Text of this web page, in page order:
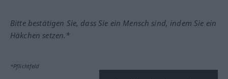
Bitte bestätigen Sie, dass Sie ein Mensch sind, indem Sie ein
Häkchen setzen.*
*Pflichtfeld